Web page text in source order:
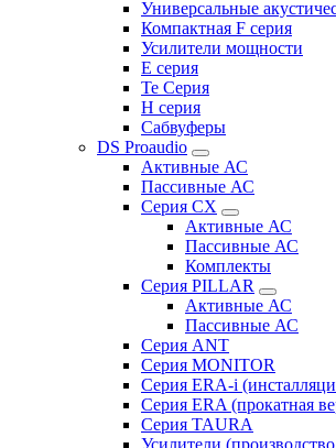
Универсальные
Компактная F серия
Усилители мощности
E серия
Te Серия
H серия
Сабвуферы
DS Proaudio
Активные АС
Пассивные АС
Серия CX
Активные АС
Пассивные АС
Комплекты
Серия PILLAR
Активные АС
Пассивные АС
Серия ANT
Серия MONITOR
Серия ERA-i
Серия ERA (прокатная
Серия TAURA